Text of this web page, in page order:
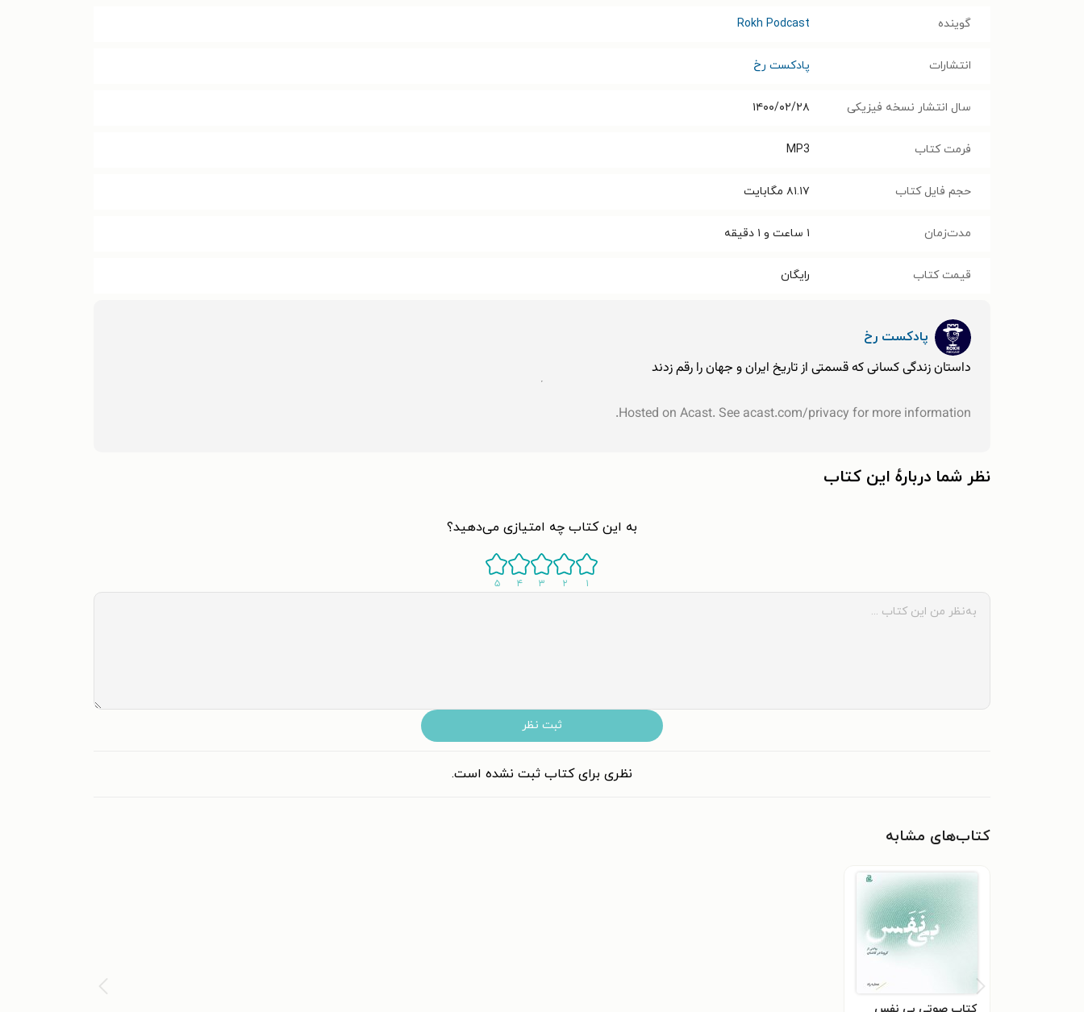
گوینده Rokh Podcast
انتشارات پادکست رخ
سال انتشار نسخه فیزیکی ۱۴۰۰/۰۲/۲۸
فرمت کتاب MP3
حجم فایل کتاب ۸۱.۱۷ مگابایت
مدت‌زمان ۱ ساعت و ۱ دقیقه
قیمت کتاب رایگان
پادکست رخ
داستان زندگی کسانی که قسمتی از تاریخ ایران و جهان را رقم زدند
Hosted on Acast. See acast.com/privacy for more information.
نظر شما دربارهٔ این کتاب
به این کتاب چه امتیازی می‌دهید؟
۱ ۲ ۳ ۴ ۵
ثبت نظر
نظری برای کتاب ثبت نشده است.
کتاب‌های مشابه
کتاب صوتی بی نفس